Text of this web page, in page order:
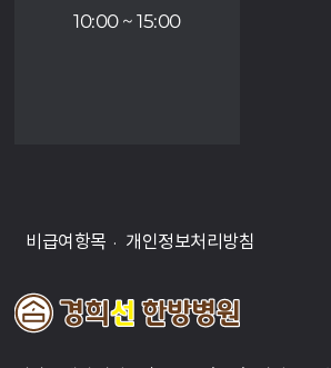
10:00 ~ 15:00
비급여항목 개인정보처리방침